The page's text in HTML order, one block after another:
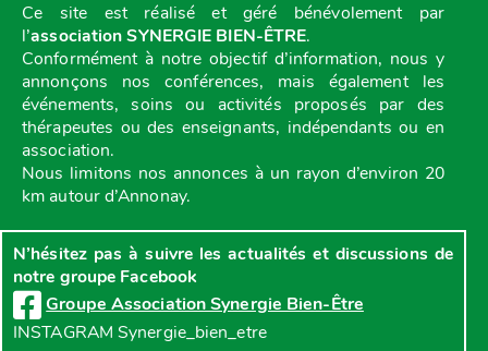
Ce site est réalisé et géré bénévolement par
l’association SYNERGIE BIEN-ÊTRE.
Conformément à notre objectif d’information, nous y
annonçons nos conférences, mais également les
événements, soins ou activités proposés par des
thérapeutes ou des enseignants, indépendants ou en
association.
Nous limitons nos annonces à un rayon d’environ 20
km autour d’Annonay.
N’hésitez pas à suivre les actualités et discussions de
notre groupe Facebook
Groupe Association Synergie Bien-Être
INSTAGRAM Synergie_bien_etre